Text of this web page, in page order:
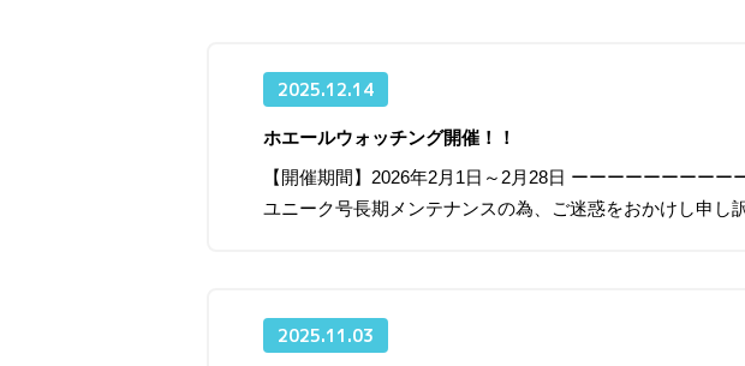
2025.12.14
ホエールウォッチング開催！！
【開催期間】2026年2月1日～2月28日 ーーーーーーーー
ユニーク号長期メンテナンスの為、ご迷惑をおかけし申
2025.11.03